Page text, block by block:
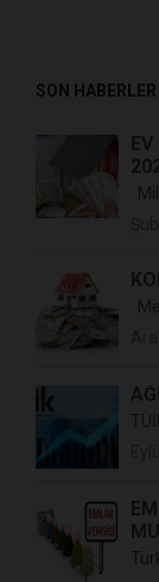
SON HABERLER